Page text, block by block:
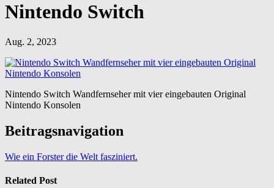
Nintendo Switch
Aug. 2, 2023
Nintendo Switch Wandfernseher mit vier eingebauten Original
Nintendo Konsolen
Beitragsnavigation
Wie ein Forster die Welt fasziniert.
Related Post